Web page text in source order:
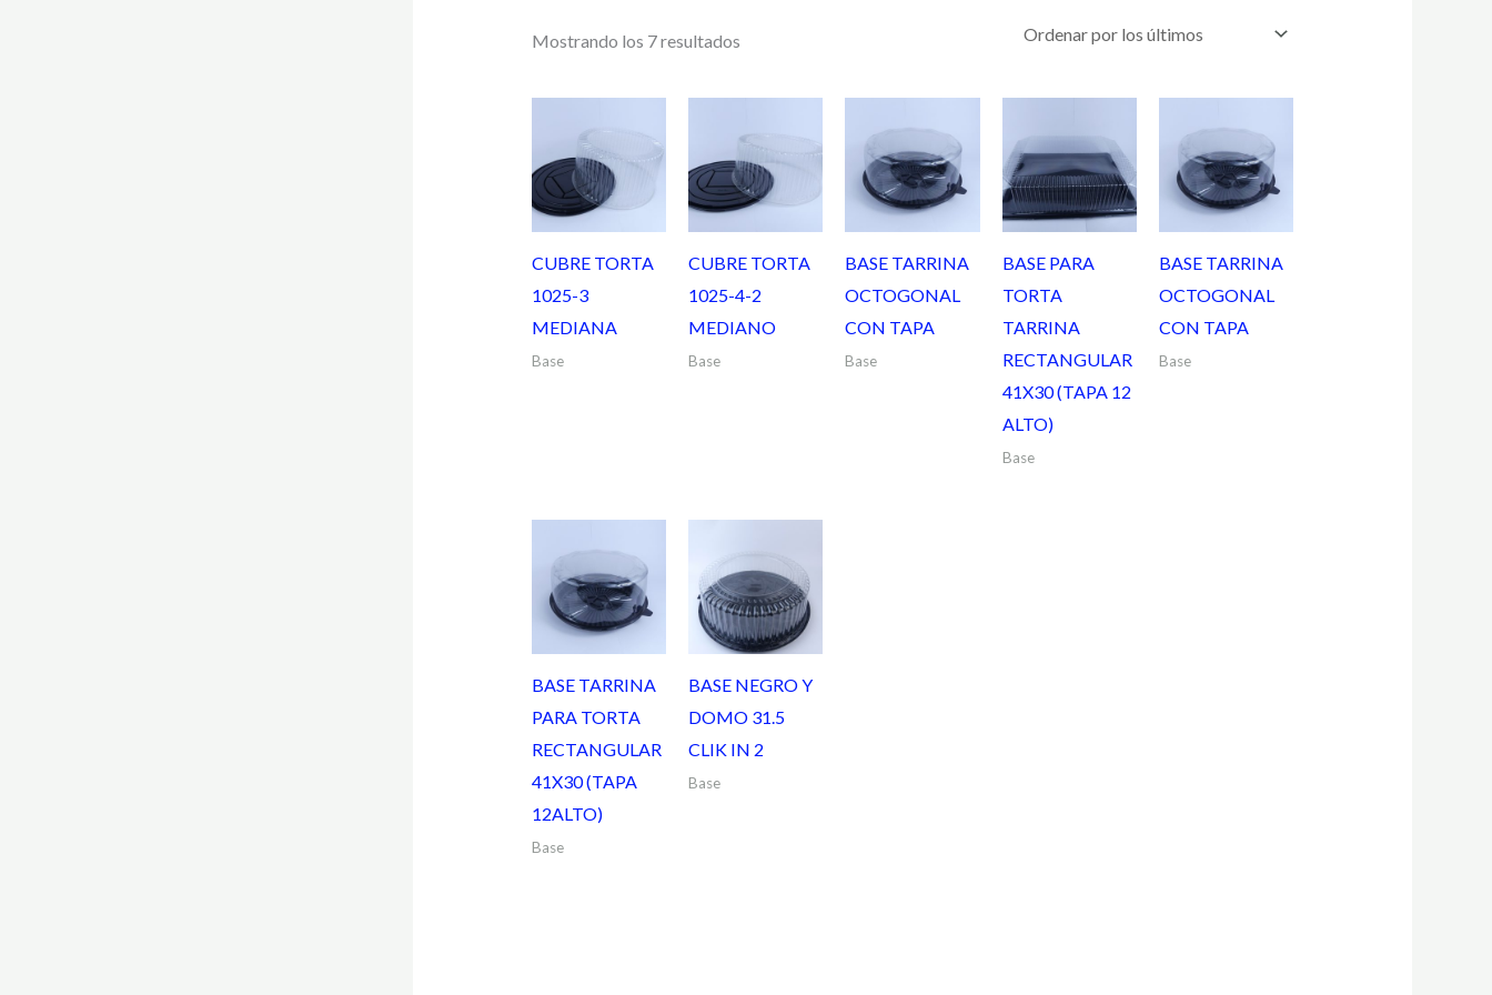
Mostrando los 7 resultados
CUBRE TORTA
1025-3
MEDIANA
Base
CUBRE TORTA
1025-4-2
MEDIANO
Base
BASE TARRINA
OCTOGONAL
CON TAPA
Base
BASE PARA
TORTA
TARRINA
RECTANGULAR
41X30 (TAPA 12
ALTO)
Base
BASE TARRINA
OCTOGONAL
CON TAPA
Base
BASE TARRINA
PARA TORTA
RECTANGULAR
41X30 (TAPA
12ALTO)
Base
BASE NEGRO Y
DOMO 31.5
CLIK IN 2
Base